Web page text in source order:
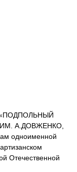
ИМ. А.ДОВЖЕНКО,
одноименной
Отечественной